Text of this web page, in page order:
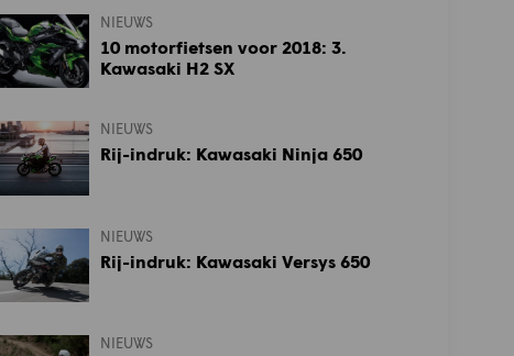
NIEUWS
10 motorfietsen voor 2018: 3.
Kawasaki H2 SX
NIEUWS
Rij-indruk: Kawasaki Ninja 650
NIEUWS
Rij-indruk: Kawasaki Versys 650
NIEUWS